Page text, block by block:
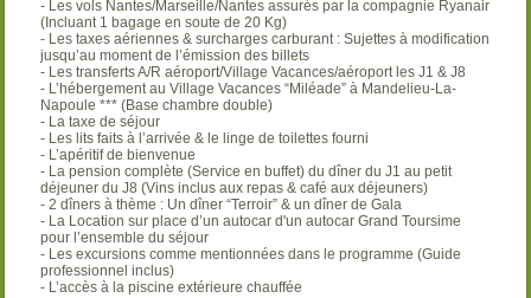
- Les vols Nantes/Marseille/Nantes assurés par la compagnie Ryanair
(Incluant 1 bagage en soute de 20 Kg)
- Les taxes aériennes & surcharges carburant : Sujettes à modification
jusqu’au moment de l’émission des billets
- Les transferts A/R aéroport/Village Vacances/aéroport les J1 & J8
- L’hébergement au Village Vacances “Miléade” à Mandelieu-La-
Napoule *** (Base chambre double)
- La taxe de séjour
- Les lits faits à l’arrivée & le linge de toilettes fourni
- L’apéritif de bienvenue
- La pension complète (Service en buffet) du dîner du J1 au petit
déjeuner du J8 (Vins inclus aux repas & café aux déjeuners)
- 2 dîners à thème : Un dîner “Terroir” & un dîner de Gala
- La Location sur place d’un autocar d'un autocar Grand Toursime
pour l’ensemble du séjour
- Les excursions comme mentionnées dans le programme (Guide
professionnel inclus)
- L’accès à la piscine extérieure chauffée